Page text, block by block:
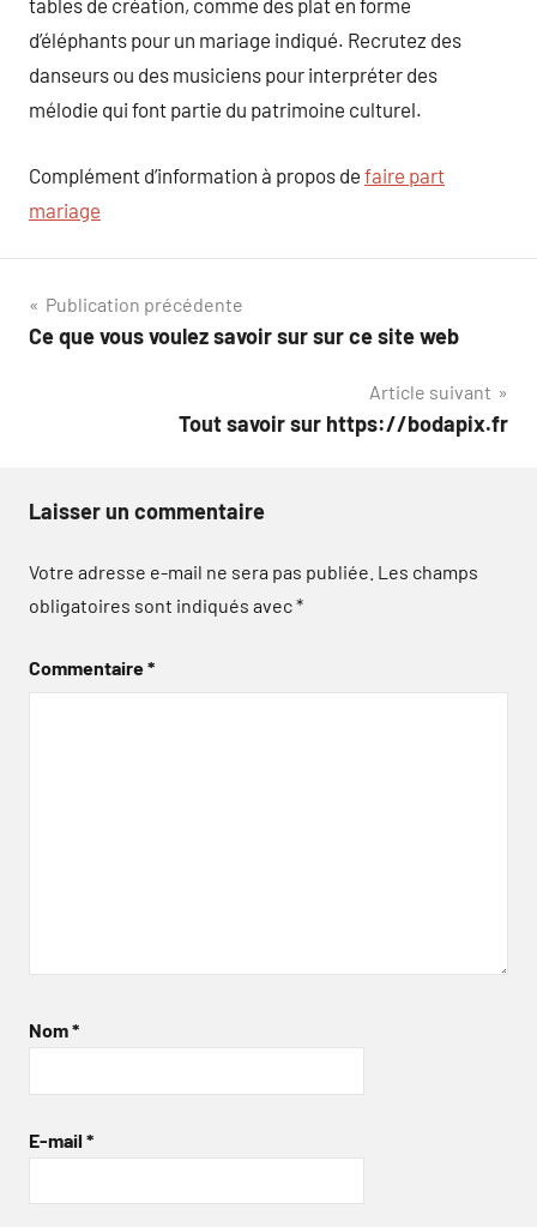
tables de création, comme des plat en forme
d’éléphants pour un mariage indiqué. Recrutez des
danseurs ou des musiciens pour interpréter des
mélodie qui font partie du patrimoine culturel.
Complément d’information à propos de faire part
mariage
Navigation
de
Publication précédente
Ce que vous voulez savoir sur sur ce site web
Article suivant
Tout savoir sur https://bodapix.fr
Laisser un commentaire
Votre adresse e-mail ne sera pas publiée. Les champs
obligatoires sont indiqués avec*
Commentaire*
Nom*
E-mail *